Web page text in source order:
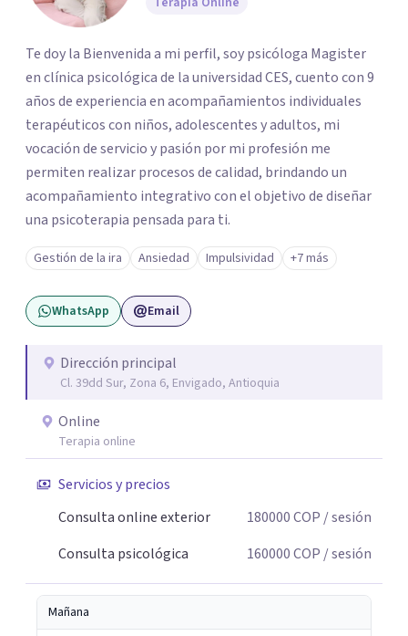
Te doy la Bienvenida a mi perfil, soy psicóloga Magister
en clínica psicológica de la universidad CES, cuento con 9
años de experiencia en acompañamientos individuales
terapéuticos con niños, adolescentes y adultos, mi
vocación de servicio y pasión por mi profesión me
permiten realizar procesos de calidad, brindando un
acompañamiento integrativo con el objetivo de diseñar
una psicoterapia pensada para ti.
Gestión de la ira Ansiedad Impulsividad +7 más
WhatsApp Email
Dirección principal
Cl. 39dd Sur, Zona 6, Envigado, Antioquia
Online
Terapia online
Servicios y precios
Consulta online exterior
180000COP / sesión
Consulta psicológica
160000COP / sesión
Mañana